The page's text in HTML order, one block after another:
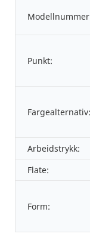
Punkt:
Fargealternativ:
Arbeidstrykk:
Flate:
Form: